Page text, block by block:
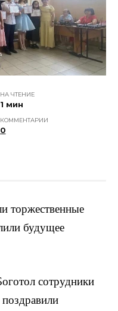
НА ЧТЕНИЕ
1 мин
КОММЕНТАРИИ
0
торжественные
будущее
сотрудники